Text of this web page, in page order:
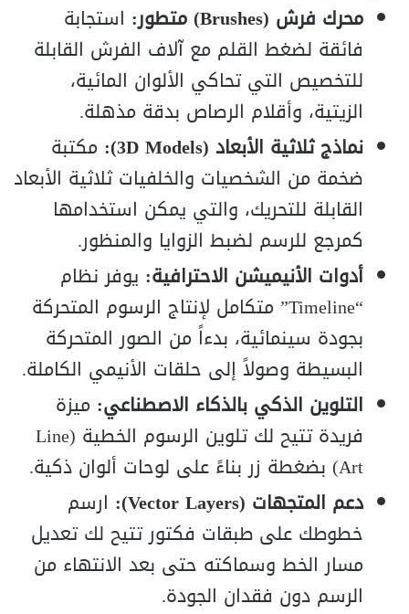
محرك فرش (Brushes) متطور:
استجابة
فائقة لضغط القلم مع آلاف الفرش القابلة
للتخصيص التي تحاكي الألوان المائية،
الزيتية، وأقلام الرصاص بدقة مذهلة.
نماذج ثلاثية الأبعاد (3D Models):
مكتبة
ضخمة من الشخصيات والخلفيات ثلاثية الأبعاد
القابلة للتحريك، والتي يمكن استخدامها
كمرجع للرسم لضبط الزوايا والمنظور.
أدوات الأنيميشن الاحترافية: يوفر نظام
“Timeline” متكامل لإنتاج الرسوم المتحركة
بجودة سينمائية، بدءاً من الصور المتحركة
البسيطة وصولاً إلى حلقات الأنيمي الكاملة.
التلوين الذكي بالذكاء الاصطناعي: ميزة
فريدة تتيح لك تلوين الرسوم الخطية (Line
Art) بضغطة زر بناءً على لوحات ألوان ذكية.
دعم المتجهات (Vector Layers):
ارسم
خطوطك على طبقات فكتور تتيح لك تعديل
مسار الخط وسماكته حتى بعد الانتهاء من
الرسم دون فقدان الجودة.